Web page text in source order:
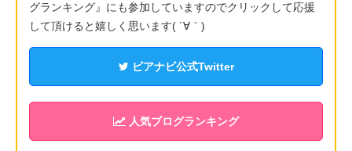
グランキング』にも参加していますのでクリックして応援
して頂けると嬉しく思います( ´∀｀)
ビアナビ公式Twitter
人気ブログランキング